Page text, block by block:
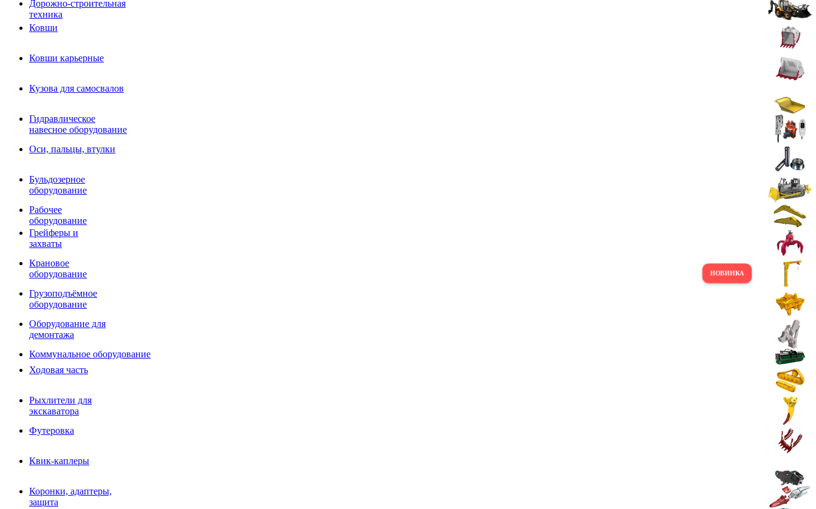
Гидравлическое навесное
оборудование
Гидробуры и шнеки
Вибротрамбовки
Навесные дорожные фрезы
Виброрипперы
Ковши дробильные щековые
Ковши дробильные роторные
Сортировочные ковши барабанные
Сортировочные ковши вальцовые
Фрезы роторные
Фрезы дисковые
Траншеекопатели
Просеивающие ковши для фронтальных погрузчиков
Распределители асфальта
Переходные плиты
Гидроразводка
РВД
Сваерезки
Как выбрать гидромолот
Дорожно-строительная
техника
Ковши
Ковши карьерные
Кузова для самосвалов
Гидравлическое
навесное оборудование
Оси, пальцы, втулки
Бульдозерное
оборудование
Рабочее
оборудование
Грейферы и
захваты
Крановое
оборудование
Грузоподъёмное
оборудование
Оборудование для
демонтажа
Коммунальное оборудование
Ходовая часть
Рыхлители для
экскаватора
Футеровка
Квик-каплеры
Коронки, адаптеры,
защита